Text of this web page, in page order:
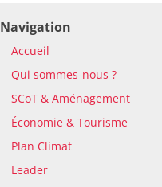
Navigation
Accueil
Qui sommes-nous ?
SCoT & Aménagement
Économie & Tourisme
Plan Climat
Leader